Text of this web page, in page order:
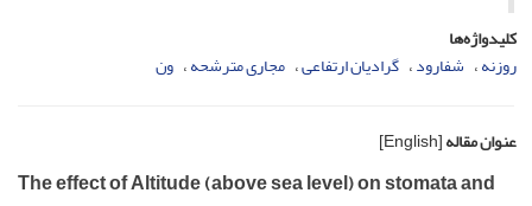
کلیدواژه‌ها
روزنه شفارود گرادیان ارتفاعی مجاری مترشحه ون
عنوان مقاله[English]
The effect of Altitude (above sea level) on stomata and